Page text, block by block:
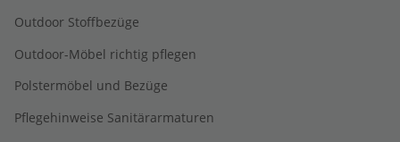
Outdoor Stoffbezüge
Outdoor-Möbel richtig pflegen
Polstermöbel und Bezüge
Pflegehinweise Sanitärarmaturen